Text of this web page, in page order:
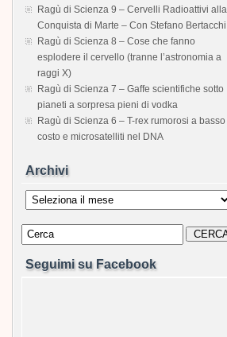
Ragù di Scienza 9 – Cervelli Radioattivi alla
Conquista di Marte – Con Stefano Bertacchi
Ragù di Scienza 8 – Cose che fanno
esplodere il cervello (tranne l’astronomia a
raggi X)
Ragù di Scienza 7 – Gaffe scientifiche sotto
pianeti a sorpresa pieni di vodka
Ragù di Scienza 6 – T-rex rumorosi a basso
costo e microsatelliti nel DNA
Archivi
Archivi
Seguimi su Facebook